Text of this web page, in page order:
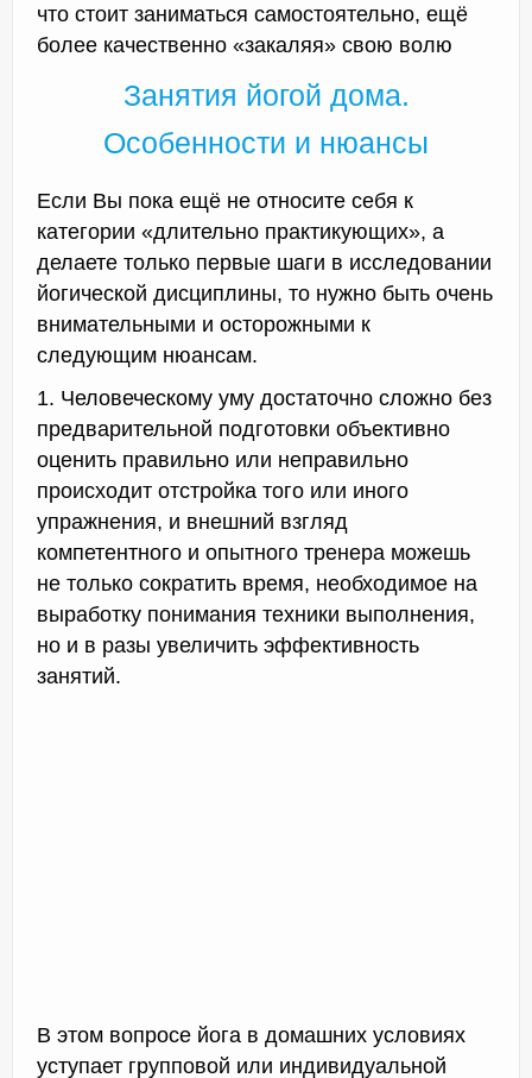
что стоит заниматься самостоятельно, ещё
более качественно «закаляя» свою волю
Занятия йогой дома.
Особенности и нюансы
Если Вы пока ещё не относите себя к
категории «длительно практикующих», а
делаете только первые шаги в исследовании
йогической дисциплины, то нужно быть очень
внимательными и осторожными к
следующим нюансам.
1. Человеческому уму достаточно сложно без
предварительной подготовки объективно
оценить правильно или неправильно
происходит отстройка того или иного
упражнения, и внешний взгляд
компетентного и опытного тренера можешь
не только сократить время, необходимое на
выработку понимания техники выполнения,
но и в разы увеличить эффективность
занятий.
В этом вопросе йога в домашних условиях
уступает групповой или индивидуальной